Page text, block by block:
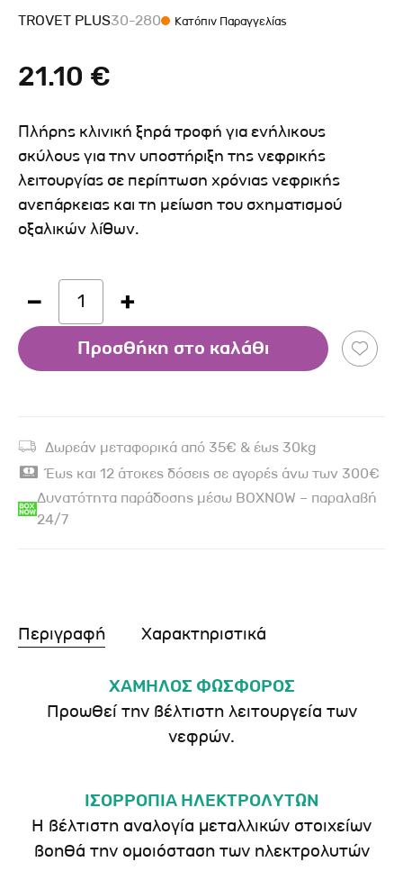
TROVET PLUS30-280 Κατόπιν Παραγγελίας
21.10 €
Πλήρης κλινική ξηρά τροφή για ενήλικους
σκύλους για την υποστήριξη της νεφρικής
λειτουργίας σε περίπτωση χρόνιας νεφρικής
ανεπάρκειας και τη μείωση του σχηματισμού
οξαλικών λίθων.
1
Προσθήκη στο καλάθι
Δωρεάν μεταφορικά από 35€ & έως 30kg
Έως και 12 άτοκες δόσεις σε αγορές άνω των 300€
Δυνατότητα παράδοσης μέσω BOXNOW – παραλαβή
24/7
Περιγραφή Χαρακτηριστικά
ΧΑΜΗΛΟΣ ΦΩΣΦΟΡΟΣ
Προωθεί την βέλτιστη λειτουργεία των
νεφρών.
ΙΣΟΡΡΟΠΙΑ ΗΛΕΚΤΡΟΛΥΤΩΝ
Η βέλτιστη αναλογία μεταλλικών στοιχείων
βοηθά την ομοιόσταση των ηλεκτρολυτών